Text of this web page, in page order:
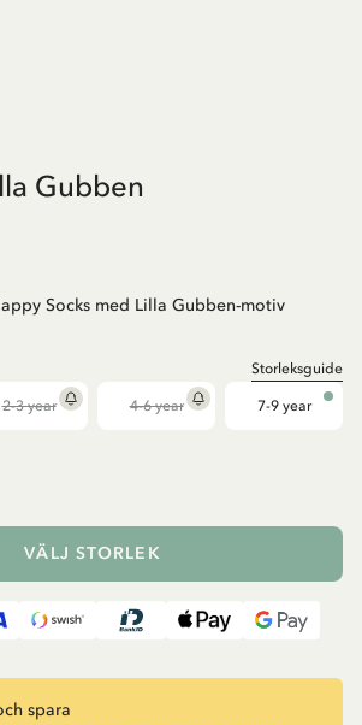
Gubben
Socks med Lilla Gubben-motiv
Storleksguide
2-3 year 4-6 year 7-9 year
VÄLJ STORLEK
spara